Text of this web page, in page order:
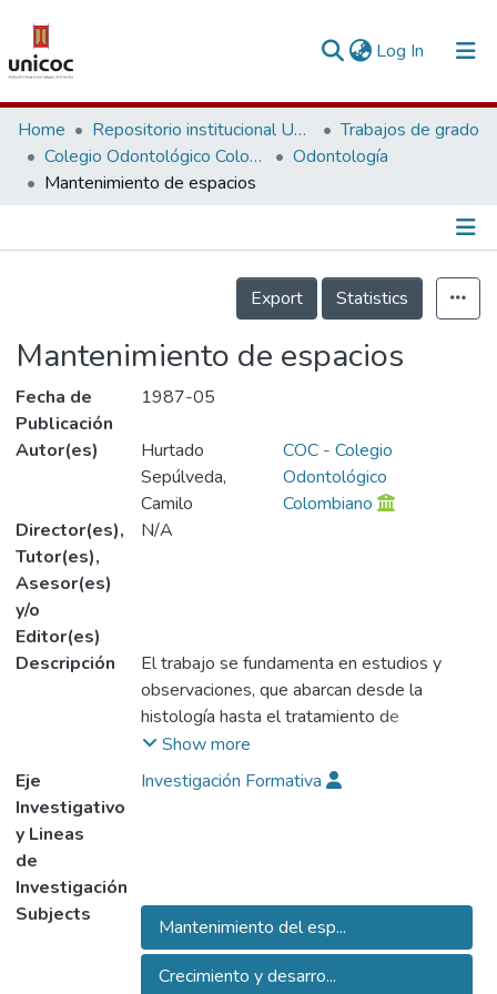
Log In (current)
Communities & Collections
Research Outputs
People
Home Repositorio institucional Unicoc, RI-unicoc
Trabajos de grado
Colegio Odontológico Colombiano
Odontología
Mantenimiento de espacios
Información de la Publicación
Export
Statistics
Mantenimiento de espacios
Fecha de
Publicación
1987-05
Autor(es)
Hurtado
Sepúlveda,
Camilo
COC - Colegio
Odontológico
Colombiano
Director(es),
Tutor(es),
Asesor(es)
y/o
Editor(es)
N/A
Descripción
El trabajo se fundamenta en estudios y
observaciones, que abarcan desde la
histología hasta el tratamiento de
alteraciones de espacio producido por
diferentes factores, haciendo énfasis en la
importancia del diagnóstico requisito
conducta a seguir ante la presencia de
espacios patológicos, para evitar así
alteraciones oclusales posteriores. En el
contenido del trabajo se analizaran todos
Show more
Eje
Investigativo
y Lineas
de
Investigación
Investigación Formativa
Subjects
Mantenimiento del esp...
Crecimiento y desarro...